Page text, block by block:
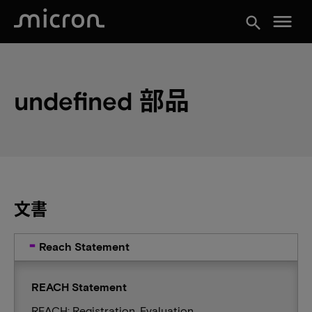
search menu
undefined 部品
文書
Reach Statement
REACH Statement